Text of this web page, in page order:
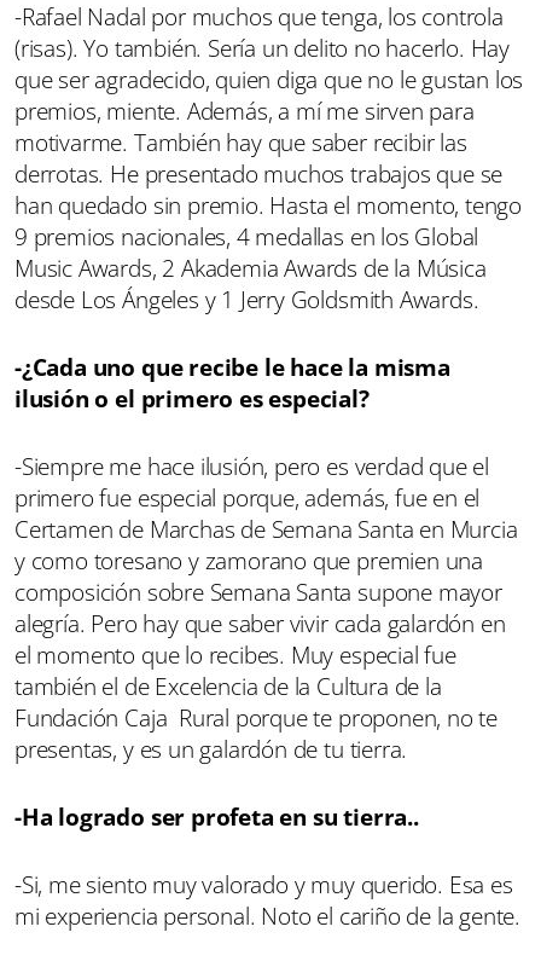
-Rafael Nadal por muchos que tenga, los controla
(risas). Yo también. Sería un delito no hacerlo. Hay
que ser agradecido, quien diga que no le gustan los
premios, miente. Además, a mí me sirven para
motivarme. También hay que saber recibir las
derrotas. He presentado muchos trabajos que se
han quedado sin premio. Hasta el momento, tengo
9 premios nacionales, 4 medallas en los Global
Music Awards, 2 Akademia Awards de la Música
desde Los Ángeles y 1 Jerry Goldsmith Awards.
-¿Cada uno que recibe le hace la misma
ilusión o el primero es especial?
-Siempre me hace ilusión, pero es verdad que el
primero fue especial porque, además, fue en el
Certamen de Marchas de Semana Santa en Murcia
y como toresano y zamorano que premien una
composición sobre Semana Santa supone mayor
alegría. Pero hay que saber vivir cada galardón en
el momento que lo recibes. Muy especial fue
también el de Excelencia de la Cultura de la
Fundación Caja Rural porque te proponen, no te
presentas, y es un galardón de tu tierra.
-Ha logrado ser profeta en su tierra..
-Si, me siento muy valorado y muy querido. Esa es
mi experiencia personal. Noto el cariño de la gente.